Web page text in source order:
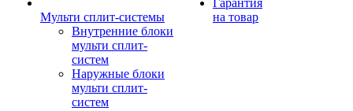
Мульти сплит-системы
Внутренние блоки
мульти сплит-
систем
Наружные блоки
мульти сплит-
систем
Гарантия
на товар